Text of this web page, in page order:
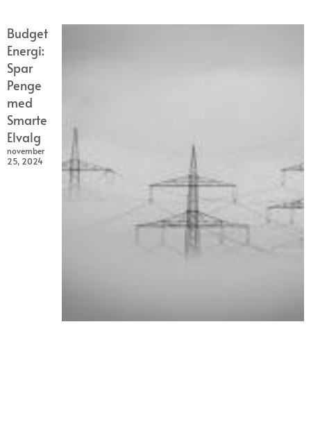
Budget
Energi:
Spar
Penge
med
Smarte
Elvalg
november
25, 2024